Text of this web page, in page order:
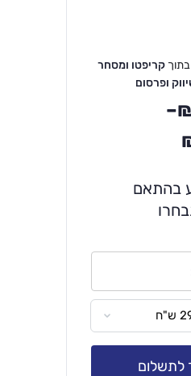
בתוך קריפטו ומסחר
ופרסום
–
בהתאם
לתשלום